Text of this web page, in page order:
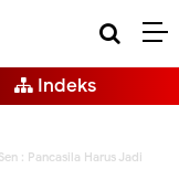
Indeks
: Pancasila Harus Jadi